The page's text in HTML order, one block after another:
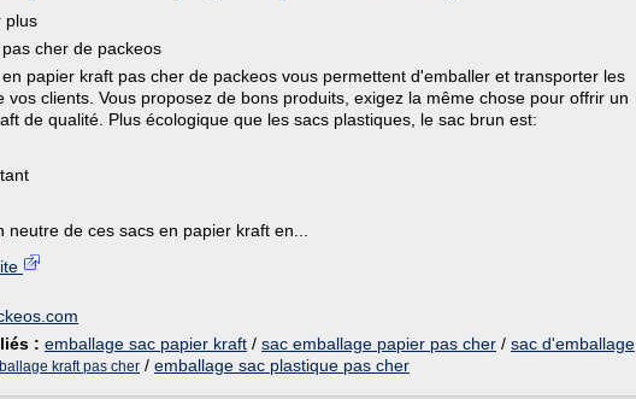
plus
cher de packeos
papier kraft pas cher de packeos vous permettent d'emballer et transporter les
vos clients. Vous proposez de bons produits, exigez la même chose pour offrir un
de qualité. Plus écologique que les sacs plastiques, le sac brun est:
neutre de ces sacs en papier kraft en...
: emballage sac papier kraft / sac emballage papier pas cher / sac d'emballage
kraft pas cher / emballage sac plastique pas cher